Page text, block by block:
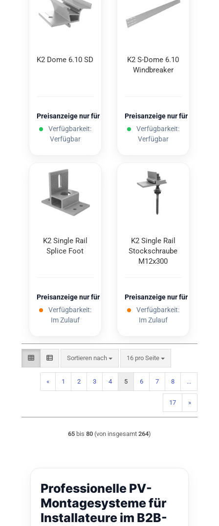
K2 Dome 6.10 SD
Preisanzeige nur für freigeschaltete Kunden
Verfügbarkeit:
Verfügbar
K2 S-​Dome 6.10
Wind­brea­ker
Preisanzeige nur für
Verfügbarkeit:
Verfügbar
K2 Sin­gle Rail
Spli­ce Foot
Preisanzeige nur für freigeschaltete Kunden
Verfügbarkeit:
Im Zulauf
K2 Sin­gle Rail
Stock­schrau­be
M12x300
Preisanzeige nur für
Verfügbarkeit:
Im Zulauf
Sortieren nach 16 pro Seite
« 1 2 3 4 5 6 7 8 ...
17 »
65 bis 80 (von insgesamt 264)
Professionelle PV-
Montagesysteme für
Installateure im B2B-